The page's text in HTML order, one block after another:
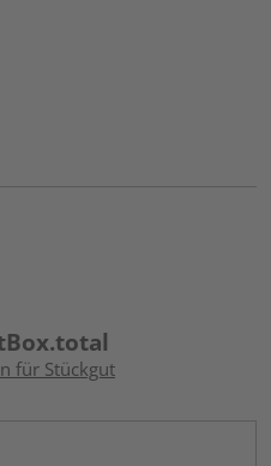
für Stückgut